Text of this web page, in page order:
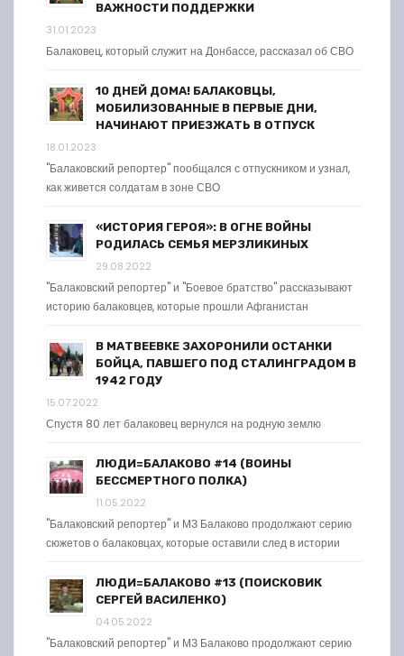
ВАЖНОСТИ ПОДДЕРЖКИ
31.01.2023
Балаковец, который служит на Донбассе, рассказал об СВО
10 ДНЕЙ ДОМА! БАЛАКОВЦЫ,
МОБИЛИЗОВАННЫЕ В ПЕРВЫЕ ДНИ,
НАЧИНАЮТ ПРИЕЗЖАТЬ В ОТПУСК
18.01.2023
"Балаковский репортер" пообщался с отпускником и узнал,
как живется солдатам в зоне СВО
«ИСТОРИЯ ГЕРОЯ»: В ОГНЕ ВОЙНЫ
РОДИЛАСЬ СЕМЬЯ МЕРЗЛИКИНЫХ
29.08.2022
"Балаковский репортер" и "Боевое братство" рассказывают
историю балаковцев, которые прошли Афганистан
В МАТВЕЕВКЕ ЗАХОРОНИЛИ ОСТАНКИ
БОЙЦА, ПАВШЕГО ПОД СТАЛИНГРАДОМ В
1942 ГОДУ
15.07.2022
Спустя 80 лет балаковец вернулся на родную землю
ЛЮДИ=БАЛАКОВО #14 (ВОИНЫ
БЕССМЕРТНОГО ПОЛКА)
11.05.2022
"Балаковский репортер" и МЗ Балаково продолжают серию
сюжетов о балаковцах, которые оставили след в истории
ЛЮДИ=БАЛАКОВО #13 (ПОИСКОВИК
СЕРГЕЙ ВАСИЛЕНКО)
04.05.2022
"Балаковский репортер" и МЗ Балаково продолжают серию